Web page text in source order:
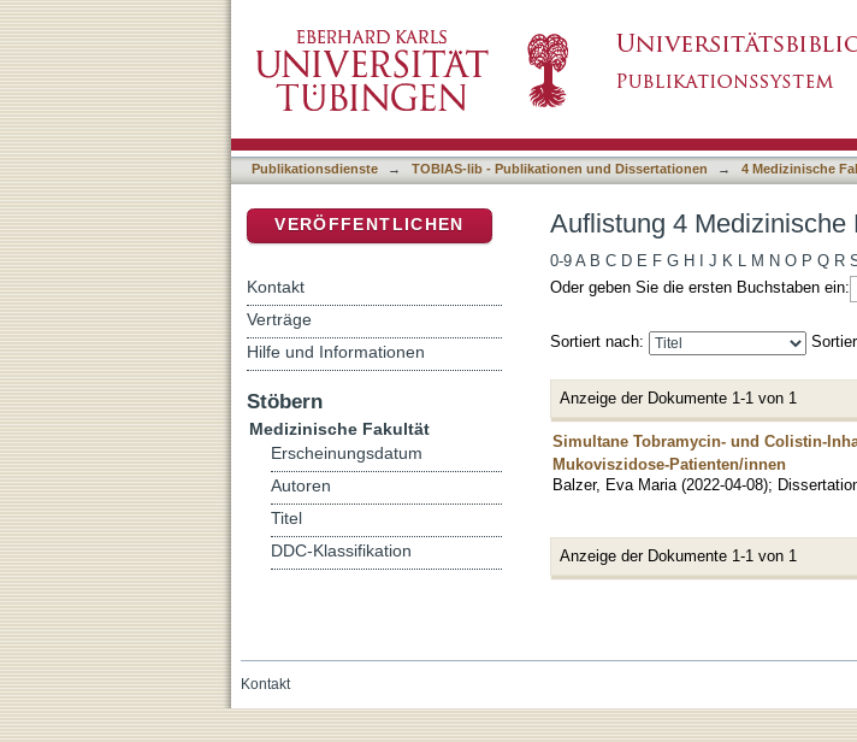
Publikationsdienste → TOBIAS-lib - Publikationen und Dissertationen → 4 Medizinische
Auflistung 4 Medizinische
0-9 A B C D E F G H J K L M N O P Q R
Oder geben Sie die ersten Buchstaben ein:
Sortiert nach:
Anzeige der Dokumente 1-1 von 1
Simultane Tobramycin- und Colistin-
Mukoviszidose-Patienten/innen
Balzer, Eva Maria (2022-04-08);
Anzeige der Dokumente 1-1 von 1
VERÖFFENTLICHEN
Kontakt
Verträge
Hilfe und Informationen
Stöbern
Medizinische Fakultät
Erscheinungsdatum
Autoren
Titel
DDC-Klassifikation
Kontakt